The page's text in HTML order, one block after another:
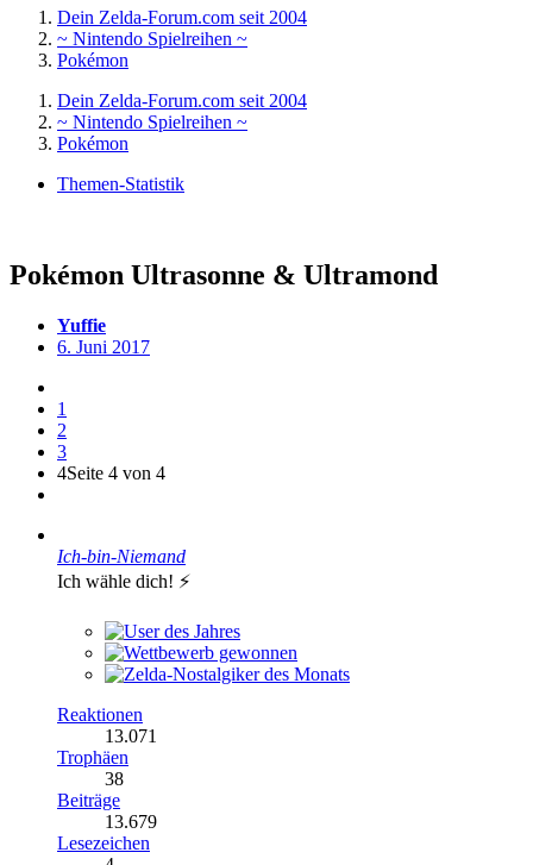
Dein Zelda-Forum.com seit 2004
~ Nintendo Spielreihen ~
Pokémon
Dein Zelda-Forum.com seit 2004
~ Nintendo Spielreihen ~
Pokémon
Themen-Statistik
Pokémon Ultrasonne & Ultramond
Yuffie
6. Juni 2017
1
2
3
4Seite 4 von 4
Ich-bin-Niemand
Ich wähle dich! ⚡️
Reaktionen
13.071
Trophäen
38
Beiträge
13.679
Lesezeichen